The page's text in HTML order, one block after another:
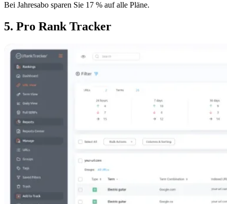
Bei Jahresabo sparen Sie 17 % auf alle Pläne.
5. Pro Rank Tracker